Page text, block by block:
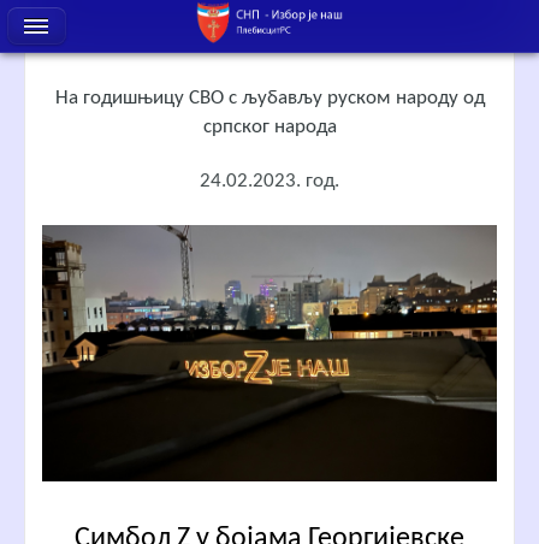
На годишњицу СВО с љубављу руском народу од
српског народа
24.02.2023. год.